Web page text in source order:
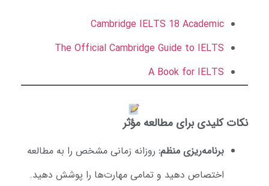
Cambridge IELTS 18 Academic
The Official Cambridge Guide to IELTS
A Book for IELTS
کلیدی برای مطالعه مؤثر
برنامه‌ریزی منظم: روزانه زمانی مشخص را به مطالعه
اختصاص دهید و تمامی مهارت‌ها را پوشش دهید.